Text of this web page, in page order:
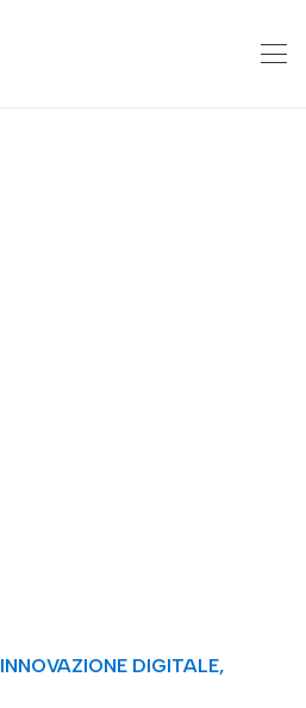
INNOVAZIONE DIGITALE,